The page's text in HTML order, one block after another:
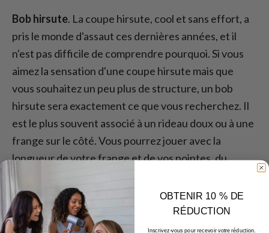
Bob hirsute. La coupe hirsute, cool et sans effort, a
pris le monde d'assaut ces dernières années, et il
n'est pas difficile de comprendre pourquoi. Si vous
aimez la sensation d'une coupe hirsute mais que
vous souhaitez un peu plus de structure, un bob
hirsute sera exactement ce que vous recherchez. Il
est le plus souvent associé à un rideau doux ou à une
frange sur le côté. Vous pourrez jouer avec la
longueur de votre frange et de vos pointes, du
menton à la clavicule ou n'importe où entre les deux.
Coupe rase . Si vous préférez un look plus net et plus
élégant, optez pour une coupe classique avec une
OBTENIR 10 % DE
RÉDUCTION
Inscrivez-vous pour recevoir votre réduction.